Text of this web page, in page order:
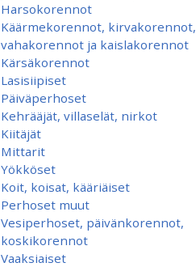
Harsokorennot
Käärmekorennot, kirvakorennot,
vahakorennot ja kaislakorennot
Kärsäkorennot
Lasisiipiset
Päiväperhoset
Kehrääjät, villaselät, nirkot
Kiitäjät
Mittarit
Yökköset
Koit, koisat, kääriäiset
Perhoset muut
Vesiperhoset, päivänkorennot,
koskikorennot
Vaaksiaiset